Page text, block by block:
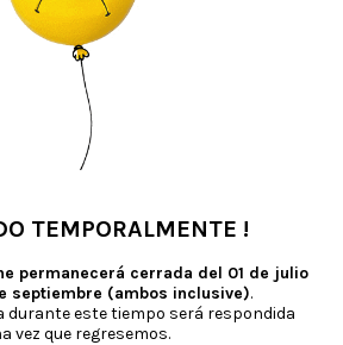
TE RECOMENDAMOS…
TEMPORALMENTE !
permanecerá cerrada del 01 de julio
septiembre (ambos inclusive).
durante este tiempo será respondida
vez que regresemos.